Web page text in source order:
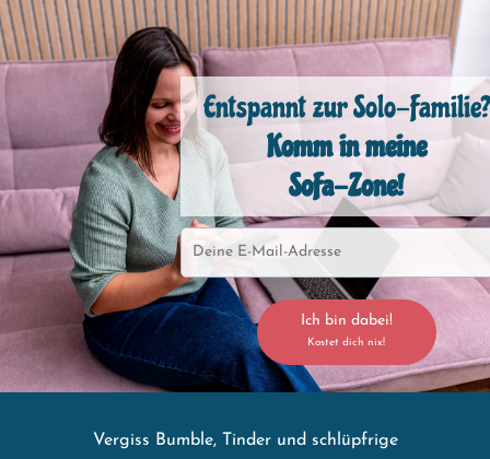
Entspannt zur Solo-Familie?
Komm in meine
SoFa-Zone!
Ich bin dabei!
Kostet dich nix!
Vergiss Bumble, Tinder und schlüpfrige